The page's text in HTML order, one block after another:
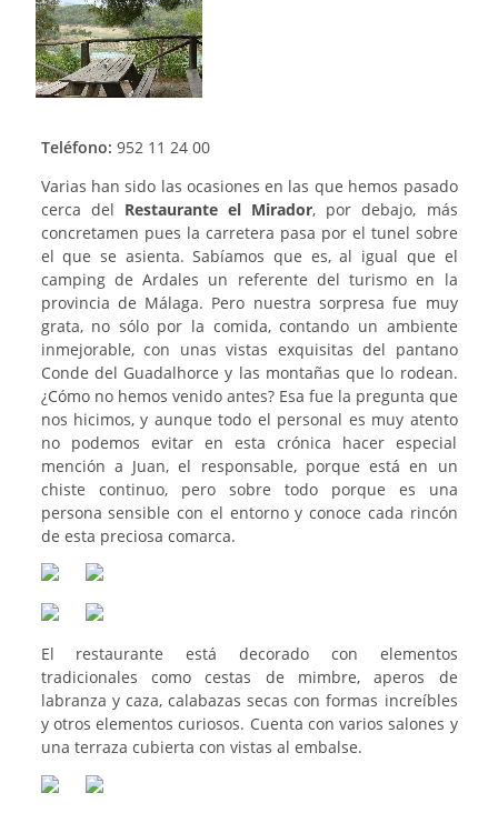
Teléfono: 952 11 24 00
Varias han sido las ocasiones en las que hemos pasado
cerca del Restaurante el Mirador, por debajo, más
concretamen pues la carretera pasa por el tunel sobre
el que se asienta. Sabíamos que es, al igual que el
camping de Ardales un referente del turismo en la
provincia de Málaga. Pero nuestra sorpresa fue muy
grata, no sólo por la comida, contando un ambiente
inmejorable, con unas vistas exquisitas del pantano
Conde del Guadalhorce y las montañas que lo rodean.
¿Cómo no hemos venido antes? Esa fue la pregunta que
nos hicimos, y aunque todo el personal es muy atento
no podemos evitar en esta crónica hacer especial
mención a Juan, el responsable, porque está en un
chiste continuo, pero sobre todo porque es una
persona sensible con el entorno y conoce cada rincón
de esta preciosa comarca.
El restaurante está decorado con elementos
tradicionales como cestas de mimbre, aperos de
labranza y caza, calabazas secas con formas increíbles
y otros elementos curiosos. Cuenta con varios salones y
una terraza cubierta con vistas al embalse.